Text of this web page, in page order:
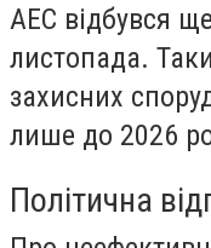
АЕС відбувся
листопада.
захисних
лише до 2026
Політична